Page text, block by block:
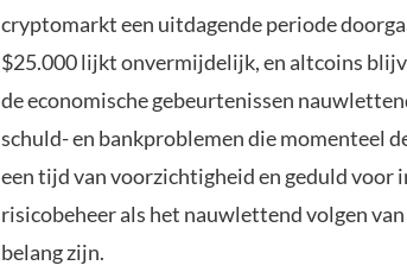
cryptomarkt een uitdagende periode
$25.000 lijkt onvermijdelijk, en altcoins
de economische gebeurtenissen
schuld- en bankproblemen die momenteel
een tijd van voorzichtigheid en geduld voor
risicobeheer als het nauwlettend volgen
belang zijn.